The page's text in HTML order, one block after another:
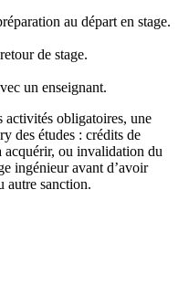
au départ en stage.
de stage.
un enseignant.
activités obligatoires, une
des études : crédits de
acquérir, ou invalidation du
ingénieur avant d’avoir
autre sanction.